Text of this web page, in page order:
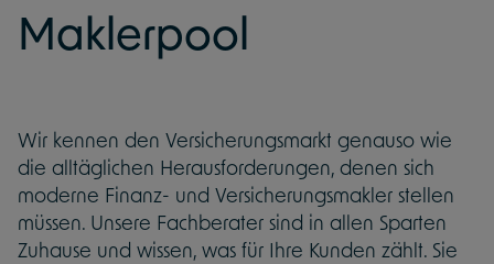
Maklerpool
Wir kennen den Versicherungsmarkt genauso wie
die alltäglichen Herausforderungen, denen sich
moderne Finanz- und Versicherungsmakler stellen
müssen. Unsere Fachberater sind in allen Sparten
Zuhause und wissen, was für Ihre Kunden zählt. Sie